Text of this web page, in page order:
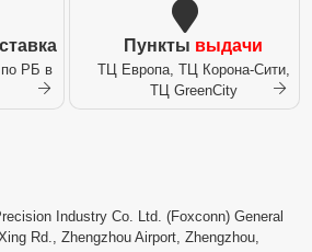
по РБ в
Пункты выдачи
ТЦ Европа, ТЦ Корона-Сити,
ТЦ GreenCity
Industry Co. Ltd. (Foxconn) General
Rd., Zhengzhou Airport, Zhengzhou,